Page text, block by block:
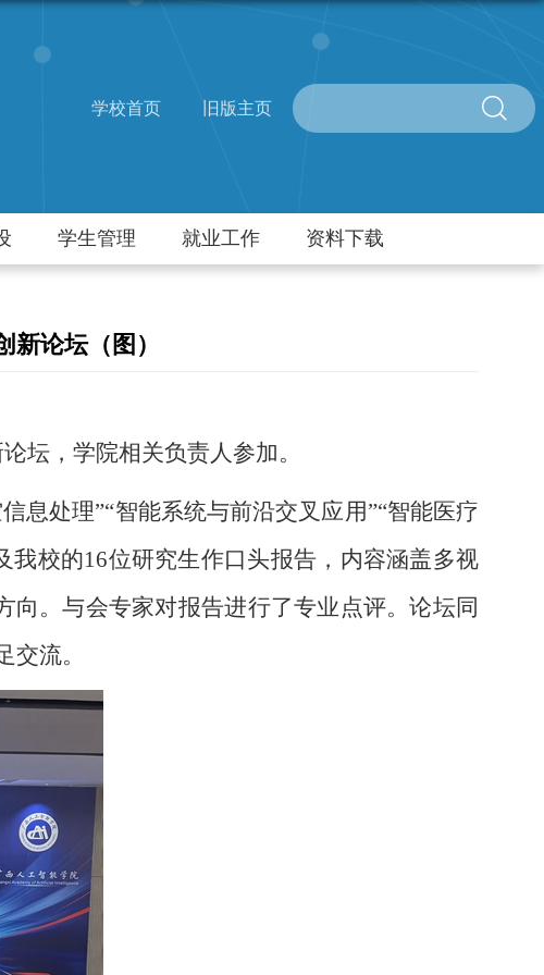
学校首页 旧版主页
学生管理 就业工作 资料下载
论坛（图）
坛，学院相关负责人参加。
息处理”“智能系统与前沿交叉应用”“智能医疗
我校的16位研究生作口头报告，内容涵盖多视
向。与会专家对报告进行了专业点评。论坛同
流。